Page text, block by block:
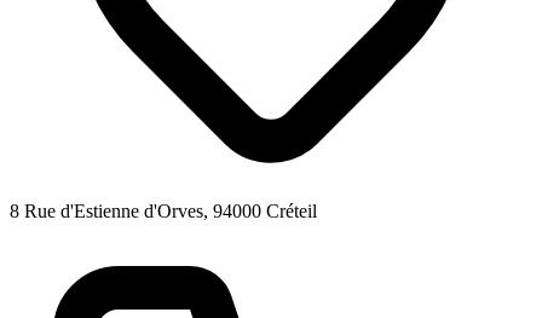
8 Rue d'Estienne d'Orves, 94000 Créteil